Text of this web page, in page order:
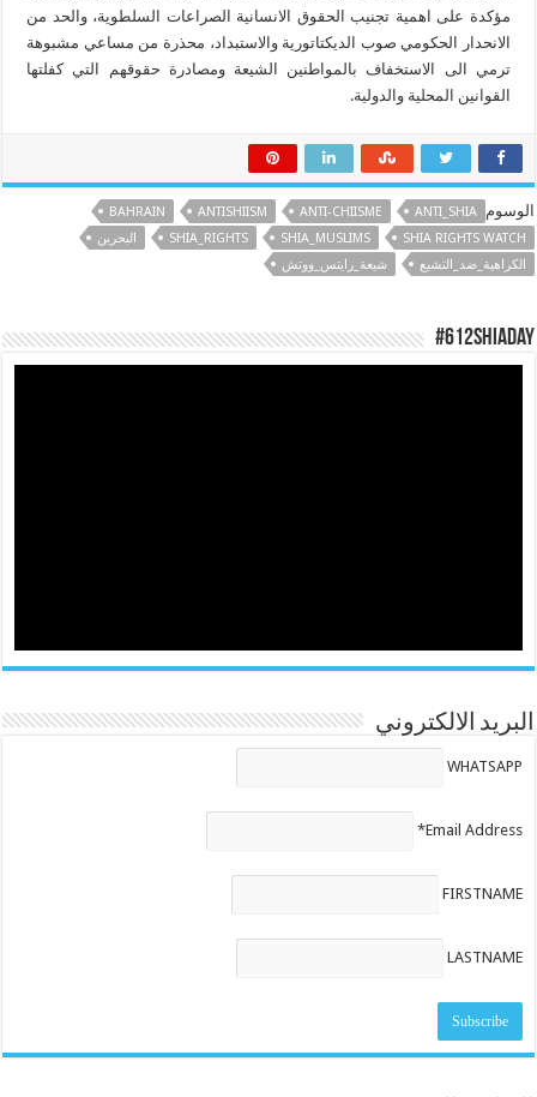
مؤكدة على اهمية تجنيب الحقوق الانسانية الصراعات السلطوية، والحد من
الانحدار الحكومي صوب الديكتاتورية والاستبداد، محذرة من مساعي مشبوهة
ترمي الى الاستخفاف بالمواطنين الشيعة ومصادرة حقوقهم التي كفلتها
القوانين المحلية والدولية.
الوسوم ANTI_SHIA
ANTI-CHIISME
ANTISHIISM
BAHRAIN
SHIA RIGHTS WATCH
SHIA_MUSLIMS
SHIA_RIGHTS
البحرين
الكراهية_ضد_التشيع
شيعة_رايتس_ووتش
#612ShiaDay
البريد الالكتروني
WHATSAPP
Email Address*
FIRSTNAME
LASTNAME